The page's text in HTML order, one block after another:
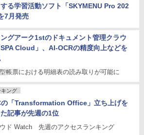
る学習活動ソフト「SKYMENU Pro 202
7月発売
グアーク1stのドキュメント管理クラウ
SPA Cloud」、AI-OCRの精度向上などを
帳票における明細表の読み取りが可能に
キング
の「Transformation Office」立ち上げを
記事が先週の1位
ド Watch 先週のアクセスランキング